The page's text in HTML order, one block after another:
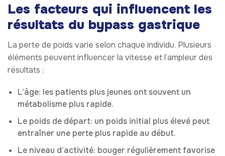
Les facteurs qui influencent les
résultats du bypass gastrique
La perte de poids varie selon chaque individu. Plusieurs
éléments peuvent influencer la vitesse et l’ampleur des
résultats :
L’âge: les patients plus jeunes ont souvent un
métabolisme plus rapide.
Le poids de départ: un poids initial plus élevé peut
entraîner une perte plus rapide au début.
Le niveau d’activité: bouger régulièrement favorise